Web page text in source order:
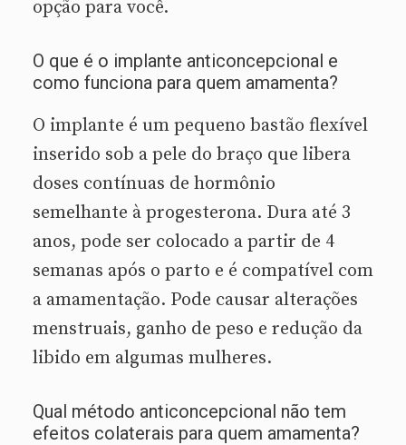
opção para você.
O que é o implante anticoncepcional e
como funciona para quem amamenta?
O implante é um pequeno bastão flexível
inserido sob a pele do braço que libera
doses contínuas de hormônio
semelhante à progesterona. Dura até 3
anos, pode ser colocado a partir de 4
semanas após o parto e é compatível com
a amamentação. Pode causar alterações
menstruais, ganho de peso e redução da
libido em algumas mulheres.
Qual método anticoncepcional não tem
efeitos colaterais para quem amamenta?